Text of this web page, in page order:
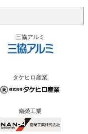
三協アルミ
タケヒロ産業
南榮工業